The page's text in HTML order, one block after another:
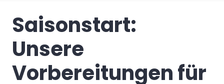
Saisonstart:
Unsere
Vorbereitungen für